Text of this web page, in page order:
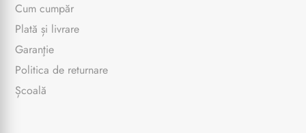
Cum cumpăr
Plată și livrare
Garanţie
Politica de returnare
Școală